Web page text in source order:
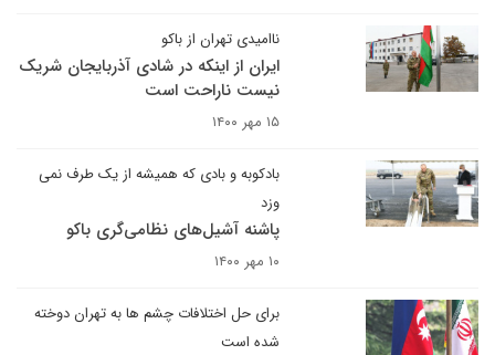
ناامیدی تهران از باکو
ایران از اینکه در شادی آذربایجان شریک
نیست ناراحت است
۱۵ مهر ۱۴۰۰
بادکوبه و بادی که همیشه از یک طرف نمی
وزد
پاشنه آشیل‌های نظامی‌گری باکو
۱۰ مهر ۱۴۰۰
برای حل اختلافات چشم ها به تهران دوخته
شده است